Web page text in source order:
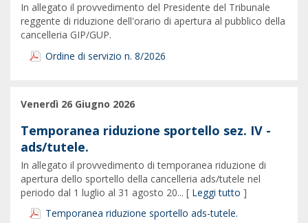
In allegato il provvedimento del Presidente del Tribunale
reggente di riduzione dell'orario di apertura al pubblico della
cancelleria GIP/GUP.
Ordine di servizio n. 8/2026
Venerdì 26 Giugno 2026
Temporanea riduzione sportello sez. IV -
ads/tutele.
In allegato il provvedimento di temporanea riduzione di
apertura dello sportello della cancelleria ads/tutele nel
periodo dal 1 luglio al 31 agosto 20... [ Leggi tutto ]
Temporanea riduzione sportello ads-tutele.